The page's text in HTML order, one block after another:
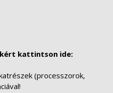
kattintson ide:
(processzorok,